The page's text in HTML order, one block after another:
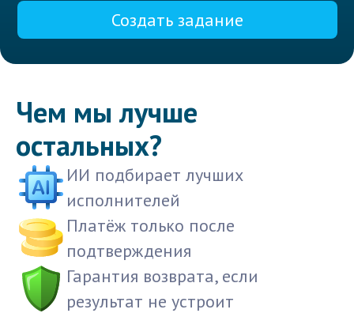
Создать задание
Чем мы лучше
остальных?
ИИ подбирает лучших
исполнителей
Платёж только после
подтверждения
Гарантия возврата, если
результат не устроит